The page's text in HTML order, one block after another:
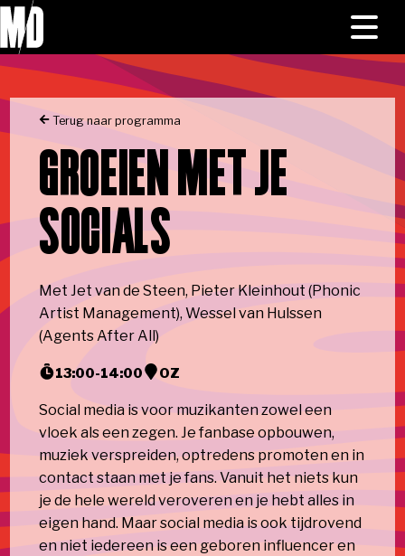
Skip to main content
Naar homepage
HOME
NIEUWS
PROGRAMMA
OVER ONS
Terug naar programma
GROEIEN MET JE
SOCIALS
Met Jet van de Steen, Pieter Kleinhout (Phonic
Artist Management), Wessel van Hulssen
(Agents After All)
13:00-14:00 OZ
Social media is voor muzikanten zowel een
vloek als een zegen. Je fanbase opbouwen,
muziek verspreiden, optredens promoten en in
contact staan met je fans. Vanuit het niets kun
je de hele wereld veroveren en je hebt alles in
eigen hand. Maar social media is ook tijdrovend
en niet iedereen is een geboren influencer en